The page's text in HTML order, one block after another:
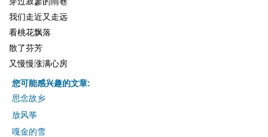
我们走近又走远
看桃花飘落
散了芬芳
又慢慢涨满心房
您可能感兴趣的文章:
思念故乡
放风筝
嘎金的雪